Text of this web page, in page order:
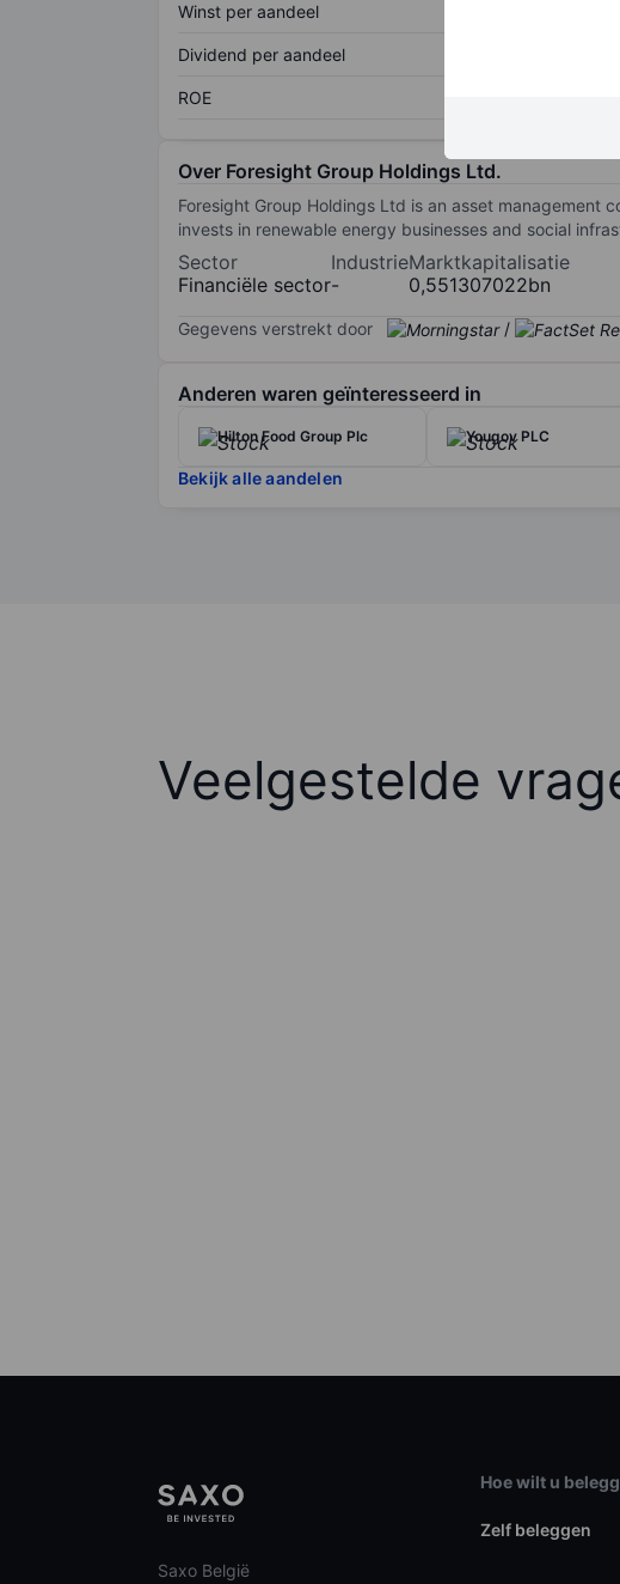
Winst per aandeel
Dividend per aandeel
ROE
Over Foresight Group Holdings Ltd.
Foresight Group Holdings Ltd is an asset
invests in renewable energy businesses and social
Sector
Financiële sector
Industrie
-
Marktkapitalisatie
0,551307022bn
Gegevens verstrekt door /
Anderen waren geïnteresseerd in
Hilton Food Group Plc Yougov PLC
Bekijk alle aandelen
Veelgestelde
Saxo België
Hoe wilt u
Zelf beleggen